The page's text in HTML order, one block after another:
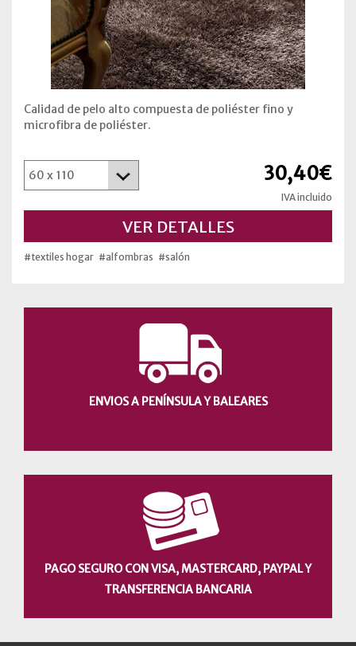
Calidad de pelo alto compuesta de poliéster fino y
microfibra de poliéster.
30,40€
IVA incluido
VER DETALLES
#textiles hogar #alfombras #salón
ENVIOS A PENÍNSULA Y BALEARES
PAGO SEGURO CON VISA, MASTERCARD, PAYPAL Y
TRANSFERENCIA BANCARIA